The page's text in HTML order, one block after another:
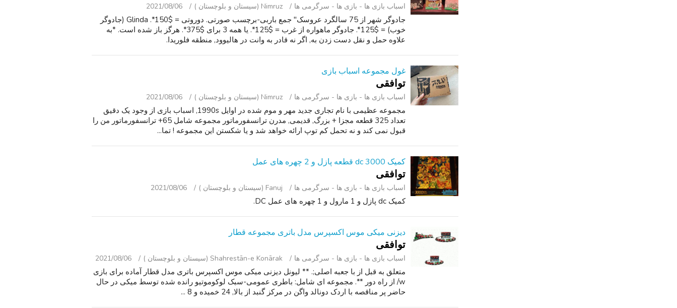
اسباب‌ بازی ها - بازی ها - سرگرمی ‌ها Nimruz (سیستان و بلوچستان ) 2021/08/06
جادوگر شهر از 75 سالگرد عروسک" جمع باربی-برچسب صورتی. دوروتی = $150*. Glinda (جادوگر
خوب) = $125*. جادوگر ماهواره از غرب = $125*. یا همه 3 برای $375*. هرگز باز شده است. *به
علاوه حمل و نقل دست زدن به, اگر نه قادر به وانت در هالیوود, منطقه فلوریدا.
غول مجموعه اسباب بازی
توافقی
اسباب‌ بازی ها - بازی ها - سرگرمی ‌ها Nimruz (سیستان و بلوچستان ) 2021/08/06
مجموعه عظیمی با نام تجاری جدید مهر و موم شده در اوایل 1990s, اسباب بازی از وجود یک دقیق
تعداد 325 قطعه مجزا + بزرگ, قدیمی, مدرن ترانسفورماتور مجموعه شامل 65+ ترانسفورماتور من را
قبول نمی کند و نه تحمل کم توپ ارائه خواهد شد و یا شکستن این مجموعه ! تما...
کمیک dc 3000 قطعه پازل و 2 چهره های عمل
توافقی
اسباب‌ بازی ها - بازی ها - سرگرمی ‌ها Fanuj (سیستان و بلوچستان ) 2021/08/06
کمیک dc پازل و 1 مارول و 1 چهره های عمل DC.
دیزنی میکی موس اکسپرس مدل باتری مجموعه قطار
توافقی
اسباب‌ بازی ها - بازی ها - سرگرمی ‌ها Shahrestān-e Konārak (سیستان و بلوچستان ) 2021/08/06
متعلق به قبل از با جعبه اصلی;. ** لیونل دیزنی میکی موس اکسپرس باتری مدل قطار آماده برای بازی
w/ از راه دور **. مجموعه ای شامل: باطری عمومی-سبک لوکوموتیو رانده شده توسط میکی در حال
حاضر پر مناقصه با اردک دونالد واگن در مرکز گنبد از بالا, 24 خمیده و 8 ...